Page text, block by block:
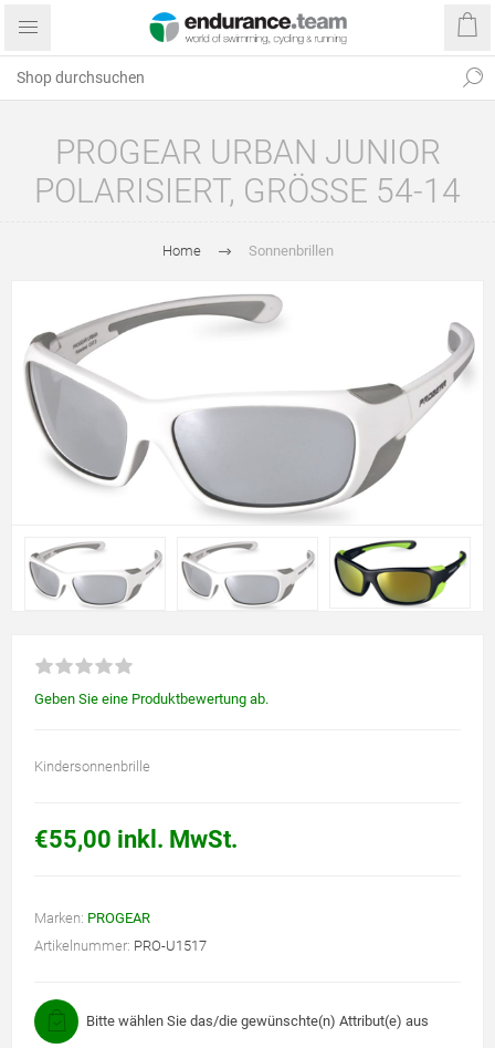
PROGEAR URBAN JUNIOR
POLARISIERT, GRÖSSE 54-14
Home Sonnenbrillen
Geben Sie eine Produktbewertung ab.
Kindersonnenbrille
€55,00 inkl. MwSt.
Marken: PROGEAR
Artikelnummer: PRO-U1517
Bitte wählen Sie das/die gewünschte(n) Attribut(e) aus